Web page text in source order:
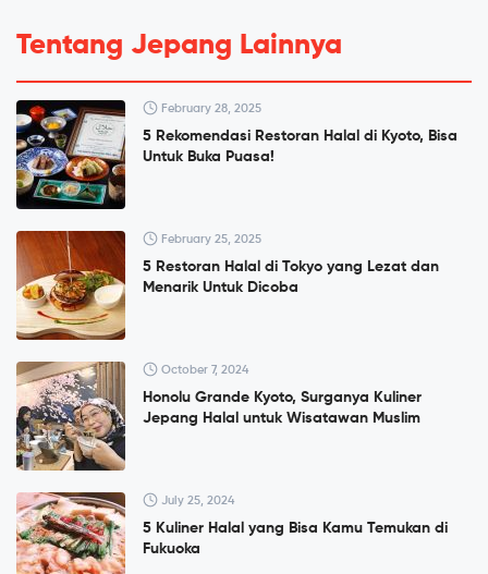
Tentang Jepang Lainnya
February 28, 2025
5 Rekomendasi Restoran Halal di Kyoto, Bisa
Untuk Buka Puasa!
February 25, 2025
5 Restoran Halal di Tokyo yang Lezat dan
Menarik Untuk Dicoba
October 7, 2024
Honolu Grande Kyoto, Surganya Kuliner
Jepang Halal untuk Wisatawan Muslim
July 25, 2024
5 Kuliner Halal yang Bisa Kamu Temukan di
Fukuoka